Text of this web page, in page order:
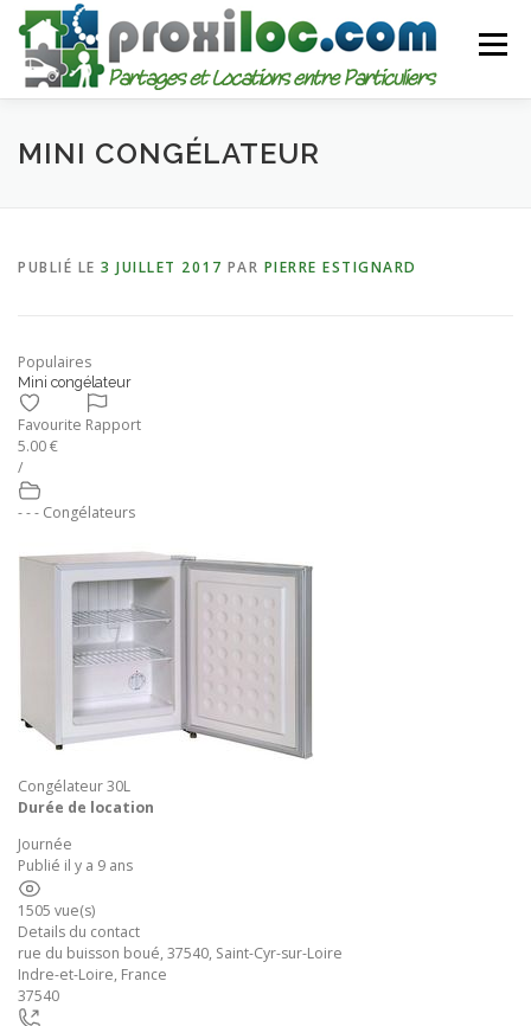
Aller
contenu
Menu
CATEGORIES AJOUTER UNE ANNONCE
MINI CONGÉLATEUR
PUBLIÉ LE 3 JUILLET 2017 PAR PIERRE ESTIGNARD
Populaires
Mini congélateur
Favourite Rapport
5.00 €
/
- - - Congélateurs
Congélateur 30L
Durée de location
Journée
Publié il y a 9 ans
1505 vue(s)
Details du contact
rue du buisson boué, 37540, Saint-Cyr-sur-Loire
Indre-et-Loire, France
37540